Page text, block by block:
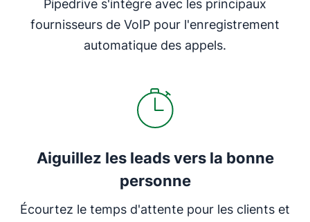
Pipedrive s'intègre avec les principaux
fournisseurs de VoIP pour l'enregistrement
automatique des appels.
Aiguillez les leads vers la bonne
personne
Écourtez le temps d'attente pour les clients et